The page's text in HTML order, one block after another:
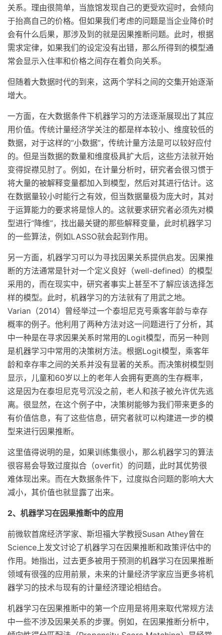
关系。理由很简单，当旅馆发现自己的更受欢迎时，会倾向
于抬高自己的价格。但如果我们考虑的问题是当企业降价时
会有什么后果，那涉及到的就是因果推断问题。此时，根据
需求定律，如果我们的设定没有出错，那么所得到的模型通
常会显示入住率和价格之间存在着负向关系。
但随着大数据时代的到来，这两个学科之间的交集开始逐渐
增大。
一方面，在大数据条件下机器学习的方法逐渐展现出了其应
用价值。传统计量经济学关注的都是样本较小、维度较低的
数据，对于这样的“小数据”，传统计量方法是可以较好应付
的。但是当数据的数量和维度极具扩大后，这些方法就开始
变得捉襟见肘了。例如，在计量分析时，研究者会很习惯于
将大量的被解释变量都加入到模型，然后对其进行估计。这
在数据量较小时能行之有效，但当数据量极为庞大时，其对
于运算能力的要求将是惊人的。这就要求研究者必须先对模
型进行“降维”，找出最关键的那些解释变量，此时机器学习
的一些算法，例如LASSO就会起到作用。
另一方面，机器学习可以为寻找因果关系提供启发。因果推
断的方法通常是针对一个定义良好（well-defined）的模型
采用的，而在现实中，研究者事实上甚至不了解应该选择怎
样的模型。此时，机器学习的方法就有了用武之地。
Varian（2014）曾经举过一个泰坦尼克号乘客年龄与幸存
概率的例子。他利用了两种方法对这一问题进行了分析，其
中一种是在寻求因果关系时常用的Logit模型，而另一种则
是机器学习中常用的决策树方法。根据Logit模型，乘客年
龄和幸存率之间的关系并没有显著的关系。而决策树模型则
显示，儿童和60岁以上的老年人会拥有更高的生存概率，
这是因为在泰坦尼克号沉没之前，老人和孩子被允许优先逃
离。很显然，在这个例子中，决策树能够为我们带来更多的
有价值信息，有了这些信息，研究者就可以构建进一步的模
型来进行因果推断。
这里值得说明的是，如果训练集很小，那么机器学习的算法
很容易会导致过度拟合（overfit）的问题，此时其优势很
难体现出来。而在大数据条件下，过度拟合问题的影响大大
减小，其价值也就显露了出来。
2、机器学习在因果推断中的应用
前微软首席经济学家、斯坦福大学教授Susan Athey曾在
Science上发文讨论了机器学习在因果推断和政策评估中的
作用。她指出，过去更多被用于预测的机器学习在因果推断
领域有很强的应用前景，未来的计量经济学家应当更多将机
器学习的技术与现有的计量经济理论相结合。
机器学习在因果推断中的第一个应用是将用来取代常规方法
中一些不涉及因果关系的步骤。例如，在因果推断分析中，